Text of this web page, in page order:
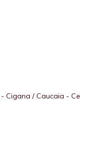
Cigana / Caucaia - Ce